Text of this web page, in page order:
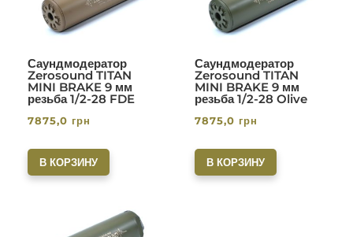
Саундмодератор
Zerosound TITAN
MINI BRAKE 9 мм
резьба 1/2-28 FDE
7875,0 грн
В КОРЗИНУ
Саундмодератор
Zerosound TITAN
MINI BRAKE 9 мм
резьба 1/2-28 Olive
7875,0 грн
В КОРЗИНУ